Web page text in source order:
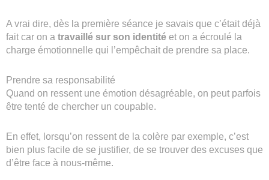
A vrai dire, dès la première séance je savais que c’était déjà
fait car on a travaillé sur son identité et on a écroulé la
charge émotionnelle qui l’empêchait de prendre sa place.
Prendre sa responsabilité
Quand on ressent une émotion désagréable, on peut parfois
être tenté de chercher un coupable.
En effet, lorsqu’on ressent de la colère par exemple, c’est
bien plus facile de se justifier, de se trouver des excuses que
d’être face à nous-même.